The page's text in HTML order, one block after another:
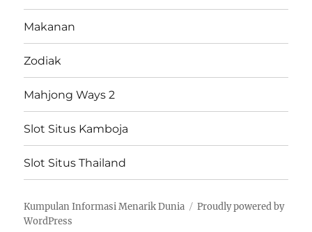
Makanan
Zodiak
Mahjong Ways 2
Slot Situs Kamboja
Slot Situs Thailand
Kumpulan Informasi Menarik Dunia
Proudly powered by
WordPress